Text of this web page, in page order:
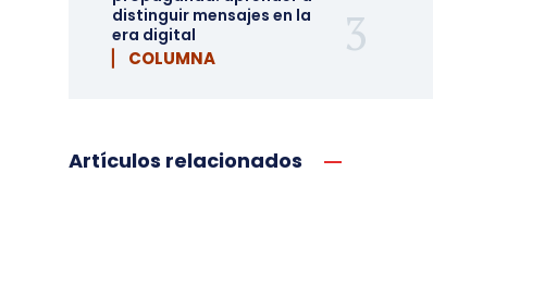
distinguir mensajes en la
era digital
▏ COLUMNA
Artículos relacionados